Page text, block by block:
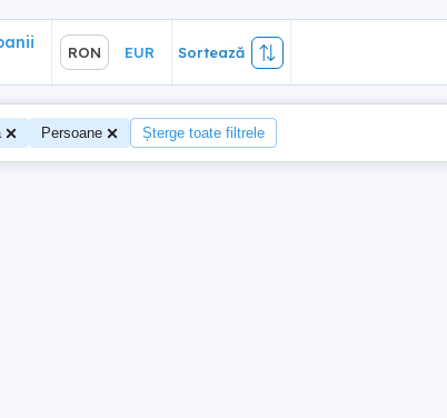
RON EUR Sortează
Persoane Șterge toate filtrele